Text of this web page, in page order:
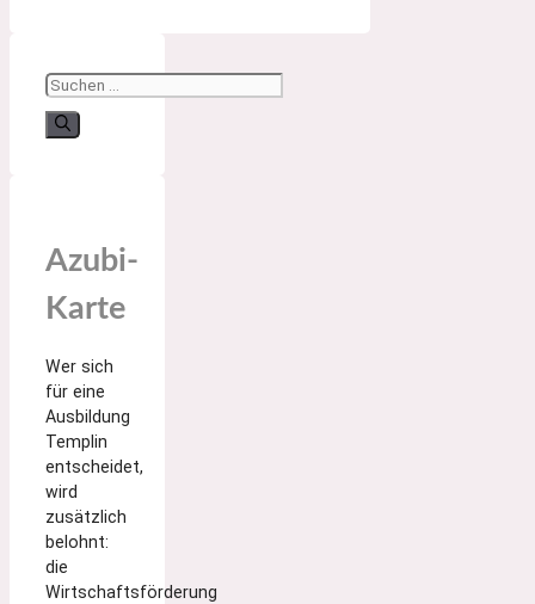
Suchen
nach:
Azubi-
Karte
Wer sich
für eine
Ausbildung
Templin
entscheidet,
wird
zusätzlich
belohnt:
die
Wirtschaftsförderung